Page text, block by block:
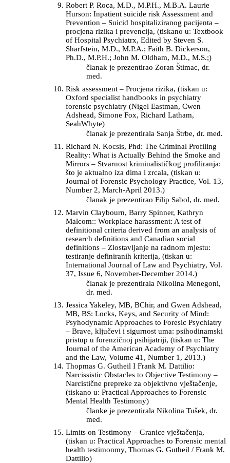
Robert P. Roca, M.D., M.P.H., M.B.A. Laurie
Hurson: Inpatient suicide risk Assessment and
Prevention – Suicid hospitaliziranog pacijenta –
procjena rizika i prevencija, (tiskano u: Textbook
of Hospital Psychiatrx, Edited by Steven S.
Sharfstein, M.D., M.P.A.; Faith B. Dickerson,
Ph.D., M.P.H.; John M. Oldham, M.D., M.S.;)
članak je prezentirao Zoran Štimac, dr.
med.
Risk assessment – Procjena rizika, (tiskan u:
Oxford specialist handbooks in psychiatry
forensic psychiatry (Nigel Eastman, Cwen
Adshead, Simone Fox, Richard Latham,
Sea̛nWhyte)
članak je prezentirala Sanja Štrbe, dr. med.
Richard N. Kocsis, Phd: The Criminal Profiling
Reality: What is Actually Behind the Smoke and
Mirrors – Stvarnost kriminalističkog profiliranja:
što je aktualno iza dima i zrcala, (tiskan u:
Journal of Forensic Psychology Practice, Vol. 13,
Number 2, March-April 2013.)
članak je prezentirao Filip Sabol, dr. med.
Marvin Claybourn, Barry Spinner, Kathryn
Malcom:: Workplace harassment: A test of
definitional criteria derived from an analysis of
research definitions and Canadian social
definitions – Zlostavljanje na radnom mjestu:
testiranje definiranih kriterija, (tiskan u:
International Journal of Law and Psychiatry, Vol.
37, Issue 6, November-December 2014.)
članak je prezentirala Nikolina Menegoni,
dr. med.
Jessica Yakeley, MB, BChir, and Gwen Adshead,
MB, BS: Locks, Keys, and Security of Mind:
Psyhodynamic Approaches to Foresic Psychiatry
– Brave, ključevi i sigurnost uma: psihodinamski
pristup u forenzičnoj psihijatriji, (tiskan u: The
Journal of the American Academy of Psychiatry
and the Law, Volume 41, Number 1, 2013.)
Thopmas G. Gutheil I Frank M. Dattilio:
Narcissistic Obstacles to Objective Testimony –
Narcistične prepreke za objektivno vještačenje,
(tiskano u: Practical Approaches to Forensic
Mental Health Testimony)
članke je prezentirala Nikolina Tušek, dr.
med.
Limits on Testimony – Granice vještačenja,
(tiskan u: Practical Approaches to Forensic mental
health testimonmy, Thomas G. Gutheil / Frank M.
Dattilio)